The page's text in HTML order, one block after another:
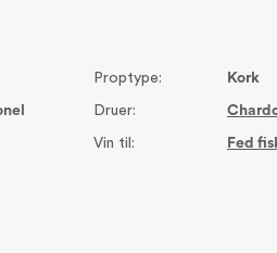
Proptype: Kork
Druer:
Vin til: Fed